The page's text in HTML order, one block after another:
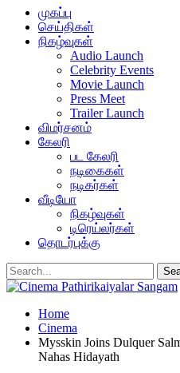
முகப்பு
செய்திகள்
நிகழ்வுகள்
Audio Launch
Celebrity Events
Movie Launch
Press Meet
Trailer Launch
விமர்சனம்
கேலரி
பட கேலரி
நடிகைகள்
நடிகர்கள்
வீடியோ
நிகழ்வுகள்
டிரெய்லர்கள்
தொடர்புக்கு
Home
Cinema
Mysskin Joins Dulquer
Nahas Hidayath